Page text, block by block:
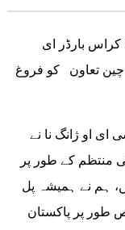
کراس بارڈر ای
تعاون کو فروغ
ای او ژانگ نا نے
منتظم کے طور پر
ہم نے ہمیشہ پل
طور پر پاکستان